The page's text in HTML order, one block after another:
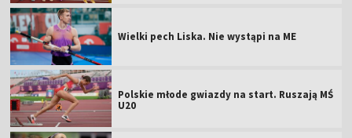
Wielki pech Liska. Nie wystąpi na ME
Polskie młode gwiazdy na start. Ruszają MŚ
U20